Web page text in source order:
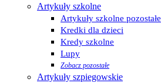
Artykuły szkolne
Artykuły szkolne pozostałe
Kredki dla dzieci
Kredy szkolne
Lupy
Zobacz pozostałe
Artykuły szpiegowskie